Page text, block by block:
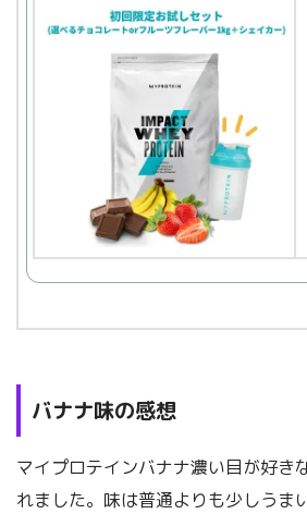
バナナ味の感想
マイプロテインバナナ濃い目が好き
れました。味は普通よりも少しうま